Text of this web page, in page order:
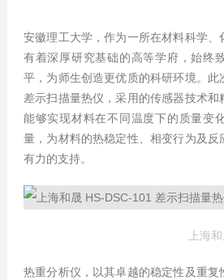
安徽理工大学，作为一所在材料科学、
有着深厚研究基础的高等学府，始终
平，为师生创造更优质的科研环境。此
差示扫描量热仪，采用的传感器技术和
能够实现材料在不同温度下的质量变
量，为材料的热稳定性、相变行为及反
有力的支持。
上海
热重分析仪，以其卓越的稳定性及重复